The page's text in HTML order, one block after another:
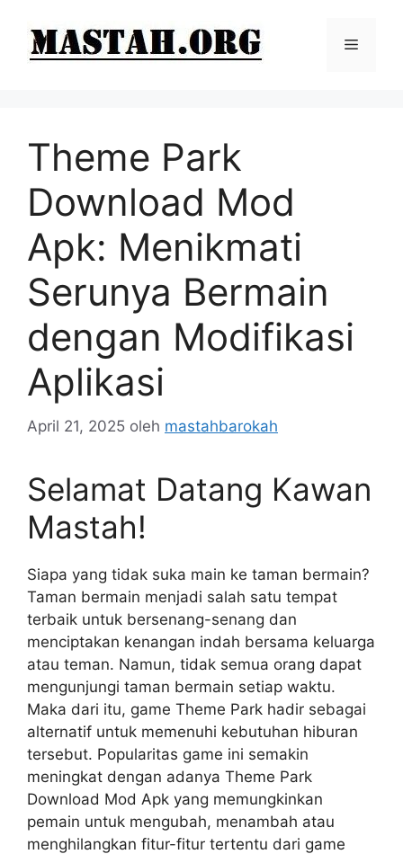
Menu
Theme Park
Download Mod
Apk: Menikmati
Serunya Bermain
dengan Modifikasi
Aplikasi
April 21, 2025 oleh mastahbarokah
Selamat Datang Kawan
Mastah!
Siapa yang tidak suka main ke taman bermain?
Taman bermain menjadi salah satu tempat
terbaik untuk bersenang-senang dan
menciptakan kenangan indah bersama keluarga
atau teman. Namun, tidak semua orang dapat
mengunjungi taman bermain setiap waktu.
Maka dari itu, game Theme Park hadir sebagai
alternatif untuk memenuhi kebutuhan hiburan
tersebut. Popularitas game ini semakin
meningkat dengan adanya Theme Park
Download Mod Apk yang memungkinkan
pemain untuk mengubah, menambah atau
menghilangkan fitur-fitur tertentu dari game